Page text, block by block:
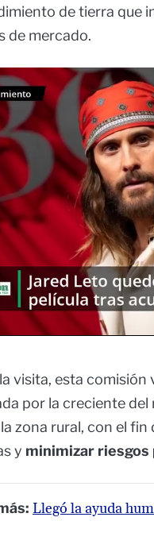
de tierra que
de mercado.
visita, esta
por la creciente
zona rural, con el
y minimizar riesgos
Llegó la ayuda